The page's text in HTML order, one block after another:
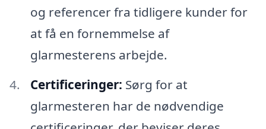
og referencer fra tidligere kunder for
at få en fornemmelse af
glarmesterens arbejde.
Certificeringer: Sørg for at
glarmesteren har de nødvendige